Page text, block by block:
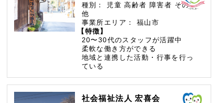
種別： 児童高齢者 障害者 その
他
事業所エリア：
福山市
【特徴】
20〜30代のスタッフが活躍中
柔軟な働き方ができる
地域と連携した活動・行事を行っ
ている
社会福祉法人 宏喜会